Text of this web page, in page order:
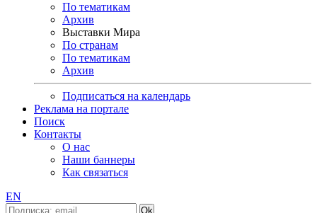
По тематикам
Архив
Выставки Мира
По странам
По тематикам
Архив
Подписаться на календарь
Реклама на портале
Поиск
Контакты
О нас
Наши баннеры
Как связаться
EN